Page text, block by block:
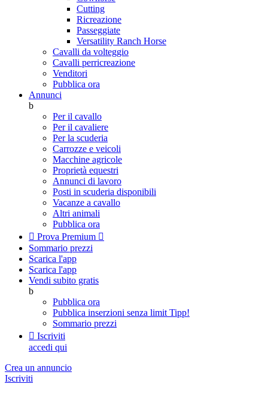
Cutting
Ricreazione
Passeggiate
Versatility Ranch Horse
Cavalli da volteggio
Cavalli perricreazione
Venditori
Pubblica ora
Annunci
b
Per il cavallo
Per il cavaliere
Per la scuderia
Carrozze e veicoli
Macchine agricole
Proprietà equestri
Annunci di lavoro
Posti in scuderia disponibili
Vacanze a cavallo
Altri animali
Pubblica ora
 Prova Premium 
Sommario prezzi
Scarica l'app
Scarica l'app
Vendi subito gratis
b
Pubblica ora
Pubblica inserzioni senza limit Tipp!
Sommario prezzi
 Iscriviti
accedi qui
Crea un annuncio
Iscriviti